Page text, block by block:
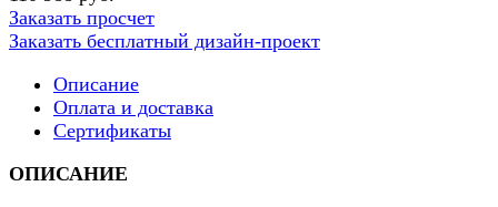
Заказать просчет
Заказать бесплатный дизайн-проект
Описание
Оплата и доставка
Сертификаты
ОПИСАНИЕ